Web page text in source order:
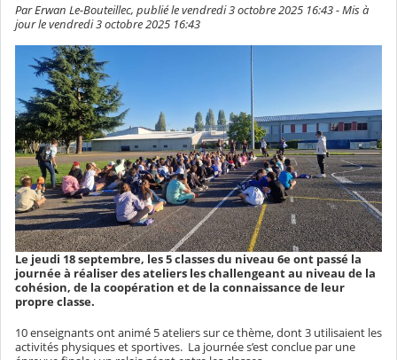
Par Erwan Le-Bouteillec, publié le vendredi 3 octobre 2025 16:43 - Mis à
jour le vendredi 3 octobre 2025 16:43
Le jeudi 18 septembre, les 5 classes du niveau 6e ont passé la
journée à réaliser des ateliers les challengeant au niveau de la
cohésion, de la coopération et de la connaissance de leur
propre classe.
10 enseignants ont animé 5 ateliers sur ce thème, dont 3 utilisaient les
activités physiques et sportives. La journée s’est conclue par une